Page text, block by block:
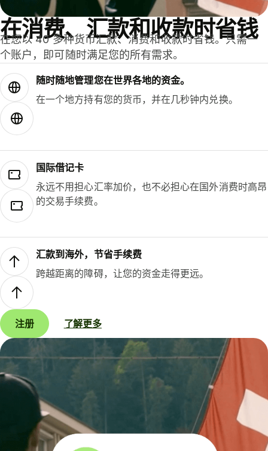
在消费、汇款和收款时省钱
在您以 40 多种货币汇款、消费和收款时省钱。只需一
个账户，即可随时满足您的所有需求。
随时随地管理您在世界各地的资金。
在一个地方持有您的货币，并在几秒钟内兑换。
国际借记卡
永远不用担心汇率加价，也不必担心在国外消费时高昂
的交易手续费。
汇款到海外，节省手续费
跨越距离的障碍，让您的资金走得更远。
注册 了解更多